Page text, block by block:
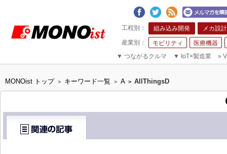
組み込み開発 メカ設計
モビリティ
医療機器
▼ つながるクルマ ▼ IoT×製造業 »
MONOist トップ > キーワード一覧 > A > AllThingsD